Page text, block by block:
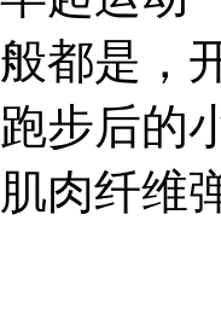
般都是，
跑步后的
肌肉纤维